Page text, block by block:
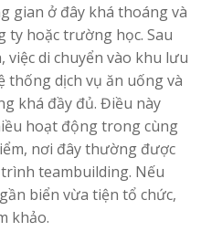
gian ở đây khá thoáng và
ty hoặc trường học. Sau
di chuyển vào khu lưu
thống dịch vụ ăn uống và
khá đầy đủ. Điều này
hoạt động trong cùng
nơi đây thường được
teambuilding. Nếu
biển vừa tiện tổ chức,
khảo.